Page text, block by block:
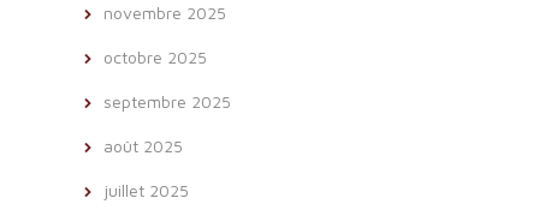
novembre 2025
octobre 2025
septembre 2025
août 2025
juillet 2025